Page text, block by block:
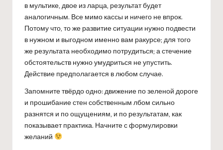
в мультике, двое из ларца, результат будет
аналогичным. Все мимо кассы и ничего не впрок.
Потому что, то же развитие ситуации нужно подвести
в нужном и выгодном именно вам ракурсе; для того
же результата необходимо потрудиться; а стечение
обстоятельств нужно умудриться не упустить.
Действие предполагается в любом случае.
Запомните твёрдо одно: движение по зеленой дороге
и прошибание стен собственным лбом сильно
разнятся и по ощущениям, и по результатам, как
показывает практика. Начните с формулировки
желаний